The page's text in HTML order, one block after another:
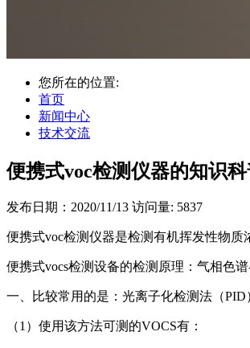
您所在的位置:
首页
新闻中心
技术交流
便携式voc检测仪器的知识
发布日期：2020/11/13 访问量: 5837
便携式voc检测仪器是检测有机挥发性物质
便携式vocs检测设备的检测原理：气相色
一、比较常用的是：光离子化检测法（PID
（1）使用该方法可测的VOCS有：